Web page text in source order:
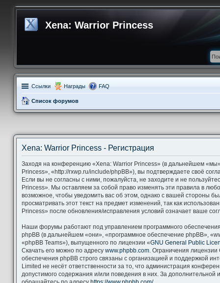
Xena: Warrior Princess
Ссылки Награды FAQ
Список форумов
Xena: Warrior Princess - Регистрация
Заходя на конференцию «Xena: Warrior Princess» (в дальнейшем
Princess», «http://rxwp.ru/include/phpBB»), вы подтверждаете своё
Если вы не согласны с ними, пожалуйста, не заходите и не
Princess». Мы оставляем за собой право изменять эти правила в
возможное, чтобы уведомить вас об этом, однако с вашей стороны
просматривать этот текст на предмет изменений, так как
Princess» после обновления/исправления условий означает ваше
Наши форумы работают под управлением программного
phpBB (в дальнейшем «они», «программное обеспечение phpBB»,
«phpBB Teams»), выпущенного по лицензии «GNU General Public
Скачать его можно по адресу www.phpbb.com. Ограничения лицензии
обеспечения phpBB строго связаны с организацией и поддержкой
Limited не несёт ответственности за то, что администрация
допустимого содержания и/или поведения в них. За